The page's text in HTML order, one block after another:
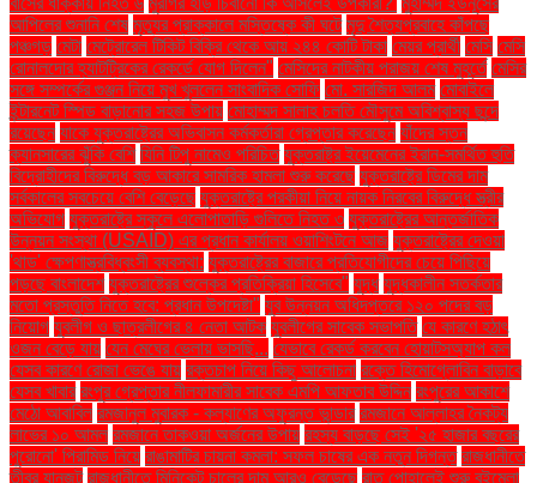
আপিলের শুনানি শেষ মৃত্যুর প্রাক্কালে মস্তিষ্কে কী ঘটে মৃদু শৈত্যপ্রবাহে কাঁপছে
পঞ্চগড় মেটা মেট্রোরেল টিকিট বিক্রি থেকে আয় ২৪৪ কোটি টাকা মেয়র প্রার্থী মেসি মেসি
রোনালদোর হ্যাটট্রিকের রেকর্ডে যোগ দিলেন" মেসিদের নাটকীয় পরাজয় শেষ মুহূর্তে মেসির
সঙ্গে সম্পর্কের গুঞ্জন নিয়ে মুখ খুললেন সাংবাদিক সোফি মো. সারজিদ আলম মোবাইলে
ইন্টারনেট স্পিড বাড়ানোর সহজ উপায় মোহাম্মদ সালাহ চলতি মৌসুমে অবিশ্বাস্য ছন্দে
রয়েছেন যাকে যুক্তরাষ্ট্রের অভিবাসন কর্মকর্তারা গ্রেপ্তার করেছেন যাঁদের স্তন
ক্যানসারের ঝুঁকি বেশি যিনি টিপু নামেও পরিচিত যুক্তরাষ্ট্র ইয়েমেনের ইরান-সমর্থিত হুতি
বিদ্রোহীদের বিরুদ্ধে বড় আকারে সামরিক হামলা শুরু করেছে যুক্তরাষ্ট্রে ডিমের দাম
সর্বকালের সবচেয়ে বেশি বেড়েছে যুক্তরাষ্ট্রে পরকীয়া নিয়ে নায়ক নিরবের বিরুদ্ধে স্ত্রীর
অভিযোগ যুক্তরাষ্ট্রে স্কুলে এলোপাতাড়ি গুলিতে নিহত ৩ যুক্তরাষ্ট্রের আন্তর্জাতিক
উন্নয়ন সংস্থা (USAID) এর প্রধান কার্যালয় ওয়াশিংটনে আজ যুক্তরাষ্ট্রের দেওয়া
'থাড' ক্ষেপণাস্ত্রবিধ্বংসী ব্যবস্থা: যুক্তরাষ্ট্রের বাজারে প্রতিযোগীদের চেয়ে পিছিয়ে
পড়ছে বাংলাদেশ যুক্তরাষ্ট্রের শুল্কের প্রতিক্রিয়া হিসেবে" যুদ্ধ যুদ্ধকালীন সতর্কতার
মতো প্রস্তুতি নিতে হবে: প্রধান উপদেষ্টা" যুব উন্নয়ন অধিদপ্তরে ১২০ পদের বড়
নিয়োগ যুবলীগ ও ছাত্রলীগের ৪ নেতা আটক যুবলীগের সাবেক সভাপতি যে কারণে হঠাৎ
ওজন বেড়ে যায় যেন মেঘের ভেলায় ভাসছি... যেভাবে রেকর্ড করবেন হোয়াটসঅ্যাপ কল
যেসব কারণে রোজা ভেঙে যায় রক্তচাপ নিয়ে কিছু আলোচনা রক্তে হিমোগ্লোবিন বাড়াবে
যেসব খাবার রংপুর গ্রেপ্তার নীলফামারীর সাবেক এমপি আফতাব উদ্দিন রংপুরের আকাশে
মেঠো আবাবিল রমজানুল মুবারক - কল্যাণের অফুরন্ত ভান্ডার রমজানে আল্লাহর নৈকট্য
লাভের ১০ আমল রমজানে তাকওয়া অর্জনের উপায় রহস্য বাড়ছে সেই '২৫ হাজার বছরের
পুরোনো' পিরামিড নিয়ে রাঙামাটির চায়না কমলা: সফল চাষের এক নতুন দিগন্ত রাজধানীতে
তীব্র যানজট রাজধানীতে মিনিকেট চালের দাম আরও বেড়েছে রাত পোহালেই শুরু বইমেলা